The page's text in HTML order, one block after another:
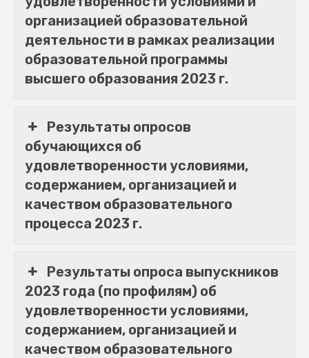
организацией образовательной
деятельности в рамках реализации
образовательной программы
высшего образования 2023 г.
Результаты опросов
обучающихся об
удовлетворенности условиями,
содержанием, организацией и
качеством образовательного
процесса 2023 г.
Результаты опроса выпускников
2023 года (по профилям) об
удовлетворенности условиями,
содержанием, организацией и
качеством образовательного